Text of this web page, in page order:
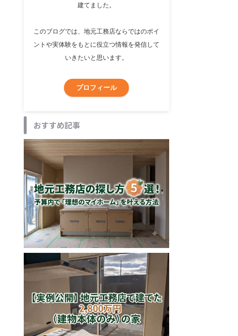
建てました。
このブログでは、地元工務店ならではのポイ
ントや実体験をもとに役立つ情報を発信して
いきたいと思います。
プロフィール
おすすめ記事